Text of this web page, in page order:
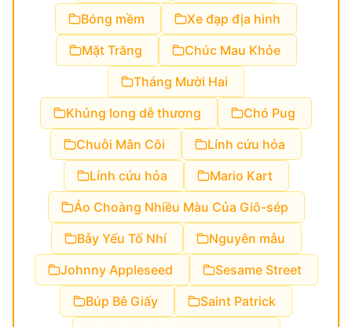
Bóng mềm
Xe đạp địa hình
Mặt Trăng
Chúc Mau Khỏe
Tháng Mười Hai
Khủng long dễ thương
Chó Pug
Chuỗi Mân Côi
Lính cứu hỏa
Lính cứu hỏa
Mario Kart
Áo Choàng Nhiều Màu Của Giô-sép
Bẫy Yếu Tố Nhí
Nguyên mẫu
Johnny Appleseed
Sesame Street
Búp Bê Giấy
Saint Patrick